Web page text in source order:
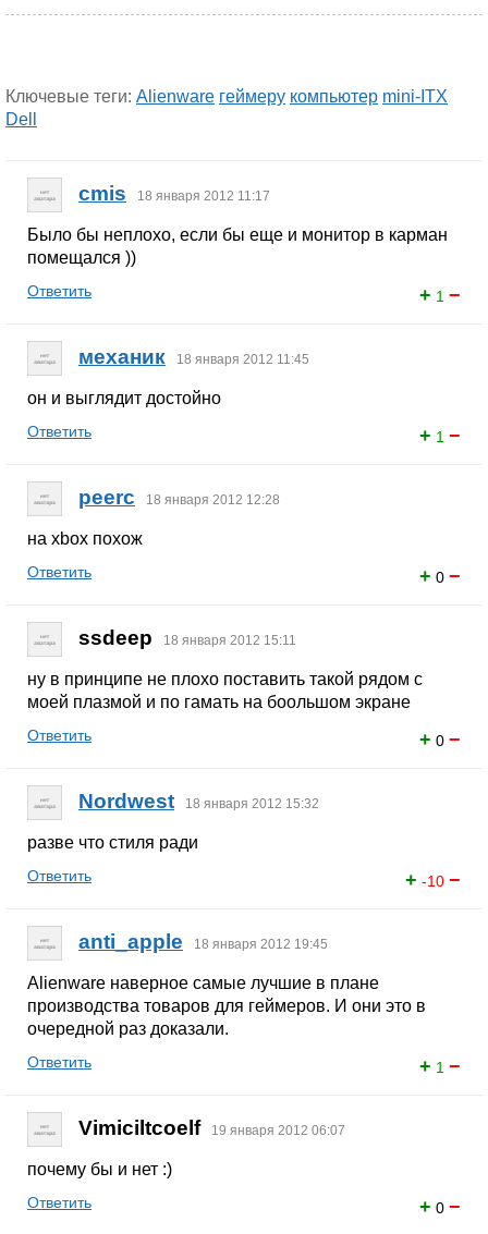
Ключевые теги: Alienware геймеру компьютер mini-ITX
Dell
cmis 18 января 2012 11:17
Было бы неплохо, если бы еще и монитор в карман
помещался ))
+ 1 −
Ответить
механик 18 января 2012 11:45
он и выглядит достойно
+ 1 −
Ответить
peerc 18 января 2012 12:28
на xbox похож
+ 0 −
Ответить
ssdeep 18 января 2012 15:11
ну в принципе не плохо поставить такой рядом с
моей плазмой и по гамать на боольшом экране
+ 0 −
Ответить
Nordwest 18 января 2012 15:32
разве что стиля ради
+ -10 −
Ответить
anti_apple 18 января 2012 19:45
Alienware наверное самые лучшие в плане
производства товаров для геймеров. И они это в
очередной раз доказали.
+ 1 −
Ответить
Vimiciltcoelf 19 января 2012 06:07
почему бы и нет :)
+ 0 −
Ответить